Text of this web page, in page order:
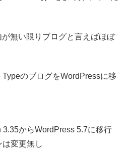
無い限りブログと言えばほぼ
のブログをWordPressに移
3.35からWordPress 5.7に移行
は変更無し